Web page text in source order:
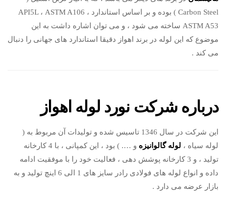
Carbon Steel ) بوده و بر اساس استاندارد API5L ، ASTM A106 ،
ASTM A53 ساخته می شود ، و می توان اشاره داشت به این
موضوع که این لوله در برند اهواز دقیقا استاندارد های جهانی را دنبال
می کند .
درباره شرکت نورد لوله اهواز
این شرکت در سال 1346 تاسیس شده و تولیدات آن مربوط به (
لوله سیاه ، لوله گالوانیزه
و …. ) بود ، این کمپانی ، با 4 کارخانه
تولید ، و 3 کارخانه پوشش دهی ، فعالیت خود را با موفقیت ادامه
داده و انواع لوله های فولادی رادر سایز های 1 الی 6 اینچ تولید و به
بازار عرضه می دارد .